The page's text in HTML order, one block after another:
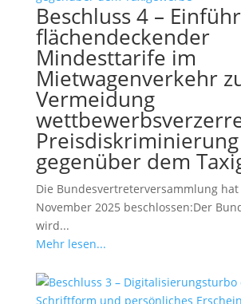
Beschluss 4 –
flächendeckender
Mindesttarife im
Mietwagenverkehr
Vermeidung
Preisdiskriminierung
gegenüber dem
Die Bundesvertreterversammlung hat
November 2025 beschlossen:Der
wird...
Mehr lesen...